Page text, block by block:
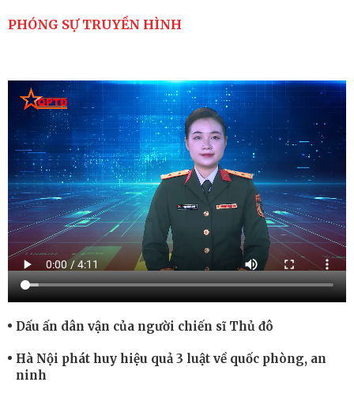
PHÓNG SỰ TRUYỀN HÌNH
Dấu ấn dân vận của người chiến sĩ Thủ đô
Hà Nội phát huy hiệu quả 3 luật về quốc phòng, an
ninh